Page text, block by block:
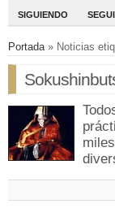
SIGUIENDO
Portada » Noticias